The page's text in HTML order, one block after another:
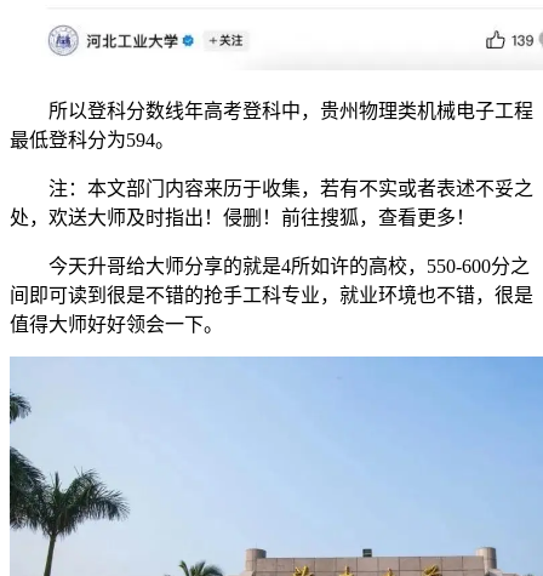
所以登科分数线年高考登科中，贵州物理类机械电子工程
最低登科分为594。
注：本文部门内容来历于收集，若有不实或者表述不妥之
处，欢送大师及时指出！侵删！前往搜狐，查看更多！
今天升哥给大师分享的就是4所如许的高校，550-600分之
间即可读到很是不错的抢手工科专业，就业环境也不错，很是
值得大师好好领会一下。